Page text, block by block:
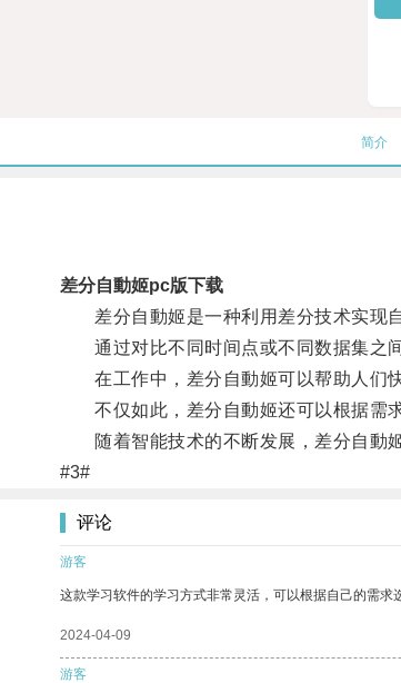
简介
差分自動姬pc版下载
差分自動姬是一种利用差分技术实现自
通过对比不同时间点或不同数据集之间
在工作中，差分自動姬可以帮助人们快
不仅如此，差分自動姬还可以根据需求
随着智能技术的不断发展，差分自動姬
#3#
评论
游客
这款学习软件的学习方式非常灵活，可以根据自己的需求
2024-04-09
游客